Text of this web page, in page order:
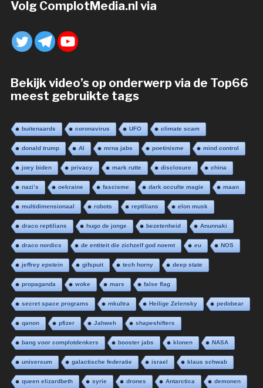
Volg ComplotMedia.nl via
Bekijk video’s op onderwerp via de Top66
meest gebruikte tags
buitenaards coronavirus UFO climate scam
donald trump AI mrna jabs poetinisme mind control
joey biden privacy mark rutte disclosure china
nazi’s oekraine fascisme dark occulte magie maan
multidimensionaal robots reptilians elon musk
draco reptilians hugo de jonge bezetenheid Anunnaki
draco nordics de entiteit die zichzelf god noemt eu NOS
jeffrey epstein gifspuit tech horny deep state
propaganda woke mars false flag
secret space programs mkultra Heilige Zelensky pedobear
qanon pfizer Jahweh shapeshifters
bang voor complotdenkers booster jabs klonen NASA
universum galactische federatie israel klaus schwab
queen elizardbeth syrie drones Antarctica demonen